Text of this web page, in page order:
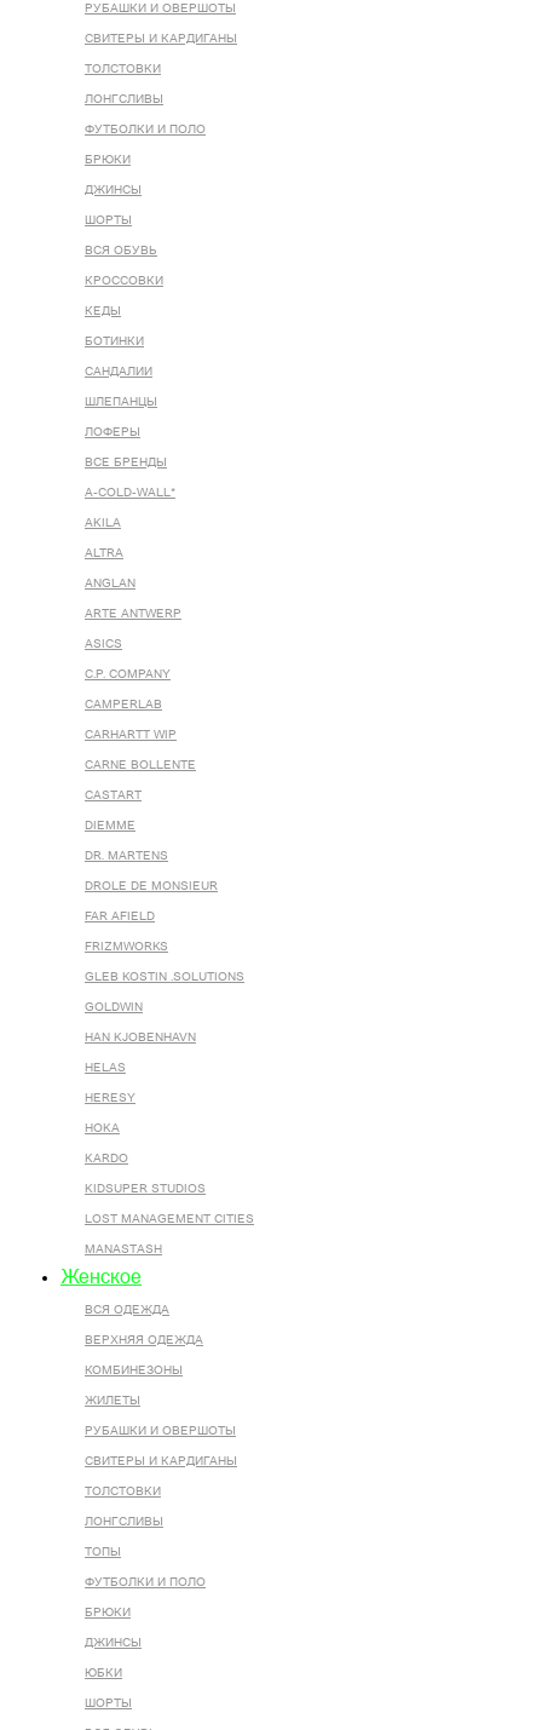
РУБАШКИ И ОВЕРШОТЫ
СВИТЕРЫ И КАРДИГАНЫ
ТОЛСТОВКИ
ЛОНГСЛИВЫ
ФУТБОЛКИ И ПОЛО
БРЮКИ
ДЖИНСЫ
ШОРТЫ
ВСЯ ОБУВЬ
КРОССОВКИ
КЕДЫ
БОТИНКИ
САНДАЛИИ
ШЛЕПАНЦЫ
ЛОФЕРЫ
ВСЕ БРЕНДЫ
A-COLD-WALL*
AKILA
ALTRA
ANGLAN
ARTE ANTWERP
ASICS
C.P. COMPANY
CAMPERLAB
CARHARTT WIP
CARNE BOLLENTE
CASTART
DIEMME
DR. MARTENS
DROLE DE MONSIEUR
FAR AFIELD
FRIZMWORKS
GLEB KOSTIN .SOLUTIONS
GOLDWIN
HAN KJOBENHAVN
HELAS
HERESY
HOKA
KARDO
KIDSUPER STUDIOS
LOST MANAGEMENT CITIES
MANASTASH
Женское
ВСЯ ОДЕЖДА
ВЕРХНЯЯ ОДЕЖДА
КОМБИНЕЗОНЫ
ЖИЛЕТЫ
РУБАШКИ И ОВЕРШОТЫ
СВИТЕРЫ И КАРДИГАНЫ
ТОЛСТОВКИ
ЛОНГСЛИВЫ
ТОПЫ
ФУТБОЛКИ И ПОЛО
БРЮКИ
ДЖИНСЫ
ЮБКИ
ШОРТЫ